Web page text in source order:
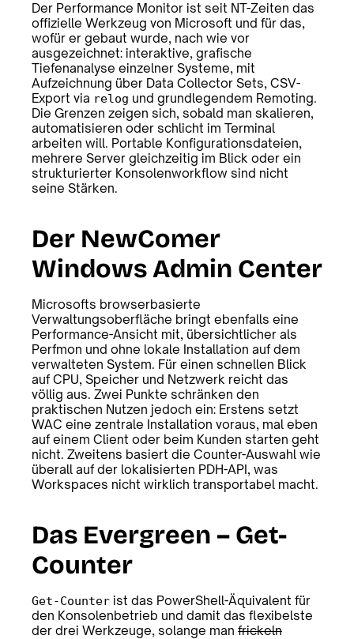
Der Performance Monitor ist seit NT-Zeiten das
offizielle Werkzeug von Microsoft und für das,
wofür er gebaut wurde, nach wie vor
ausgezeichnet: interaktive, grafische
Tiefenanalyse einzelner Systeme, mit
Aufzeichnung über Data Collector Sets, CSV-
Export via relog und grundlegendem Remoting.
Die Grenzen zeigen sich, sobald man skalieren,
automatisieren oder schlicht im Terminal
arbeiten will. Portable Konfigurationsdateien,
mehrere Server gleichzeitig im Blick oder ein
strukturierter Konsolenworkflow sind nicht
seine Stärken.
Der NewComer
Windows Admin Center
Microsofts browserbasierte
Verwaltungsoberfläche bringt ebenfalls eine
Performance-Ansicht mit, übersichtlicher als
Perfmon und ohne lokale Installation auf dem
verwalteten System. Für einen schnellen Blick
auf CPU, Speicher und Netzwerk reicht das
völlig aus. Zwei Punkte schränken den
praktischen Nutzen jedoch ein: Erstens setzt
WAC eine zentrale Installation voraus, mal eben
auf einem Client oder beim Kunden starten geht
nicht. Zweitens basiert die Counter-Auswahl wie
überall auf der lokalisierten PDH-API, was
Workspaces nicht wirklich transportabel macht.
Das Evergreen – Get-
Counter
Get-Counter ist das PowerShell-Äquivalent für
den Konsolenbetrieb und damit das flexibelste
der drei Werkzeuge, solange man frickeln